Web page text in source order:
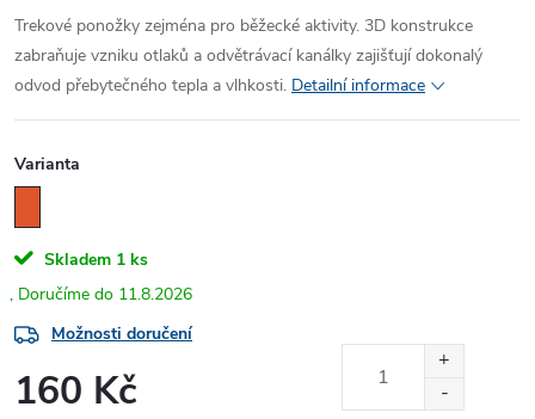
Trekové ponožky zejména pro běžecké aktivity. 3D konstrukce
zabraňuje vzniku otlaků a odvětrávací kanálky zajišťují dokonalý
odvod přebytečného tepla a vlhkosti. Detailní informace
Varianta
Skladem 1 ks
11.8.2026
Možnosti doručení
160 Kč